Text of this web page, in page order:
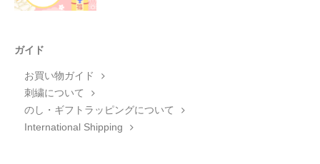
ガイド
お買い物ガイド
刺繍について
のし・ギフトラッピングについて
International Shipping